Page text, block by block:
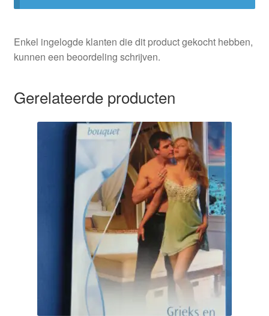
Enkel ingelogde klanten die dit product gekocht hebben,
kunnen een beoordeling schrijven.
Gerelateerde producten